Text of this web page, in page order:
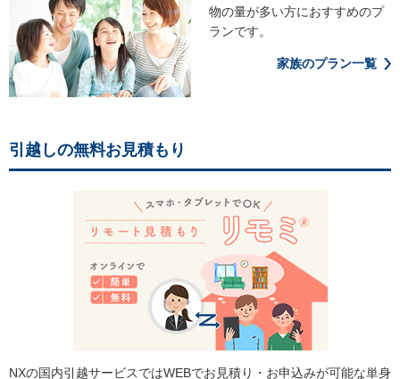
物の量が多い方におすすめのプ
ランです。
家族のプラン一覧
引越しの無料お見積もり
NXの国内引越サービスではWEBでお見積り・お申込みが可能な単身